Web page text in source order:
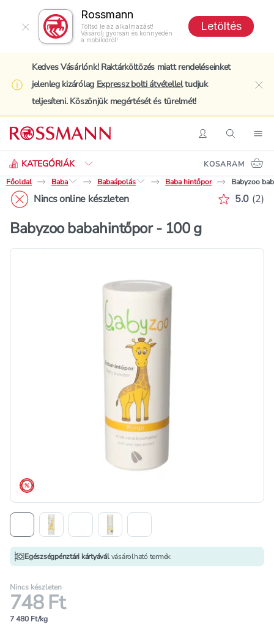
Rossmann
Töltsd le az alkalmazást!
Vásárolj gyorsan és könnyedén
a mobilodról!
Letöltés
Kedves Vásárlónk! Raktárköltözés miatt rendeléseinket
jelenleg kizárólag Expressz bolti átvételleltudjuk
teljesíteni. Köszönjük megértését és türelmét!
BelépésKeresés
KATEGÓRIÁK
Keresés
KOSARAM
Főoldal
Baba Babaápolás Baba hintőpor Babyzoo
Nincs online készleten 5.0 (2)
Babyzoo babahintőpor - 100 g
árréscsökkentés
Egészségpénztári kártyáválvásárolható termék
Nincs készleten
748 Ft
7 480 Ft/kg